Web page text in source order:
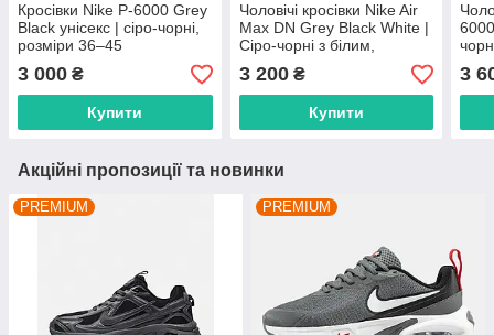
Кросівки Nike P-6000 Grey
Black унісекс | сіро-чорні,
розміри 36–45
3 000 ₴
Купити
Чоловічі кросівки Nike Air
Max DN Grey Black White |
Сіро-чорні з білим,
розміри 41–45
3 200₴
Купити
3
Акційні пропозиції та новинки
PREMIUM PREMIUM